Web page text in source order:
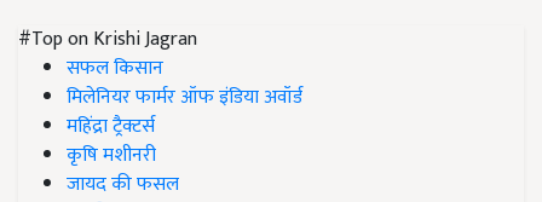
#Top on Krishi Jagran
सफल किसान
मिलेनियर फार्मर ऑफ इंडिया अवॉर्ड
महिंद्रा ट्रैक्टर्स
कृषि मशीनरी
जायद की फसल